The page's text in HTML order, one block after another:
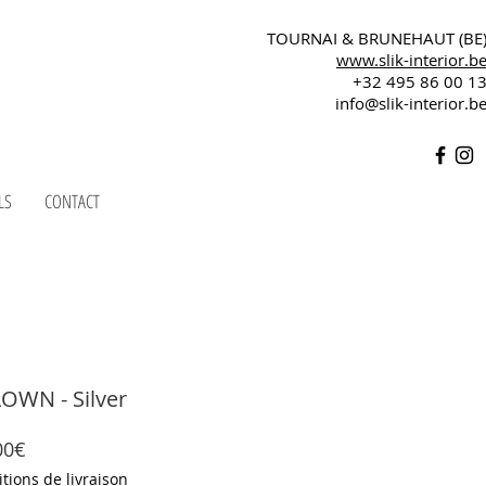
TOURNAI & BRUNEHAUT (BE)
www.slik-interior.be
+32 495 86 00 13
info@slik-interior.be
CONTACT
- Silver
promotionnel
de livraison